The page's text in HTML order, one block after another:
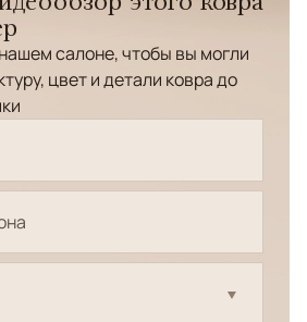
салоне, чтобы вы могли
цвет и детали ковра до